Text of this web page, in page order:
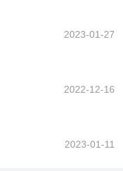
2023-01-27
2022-12-16
2023-01-11